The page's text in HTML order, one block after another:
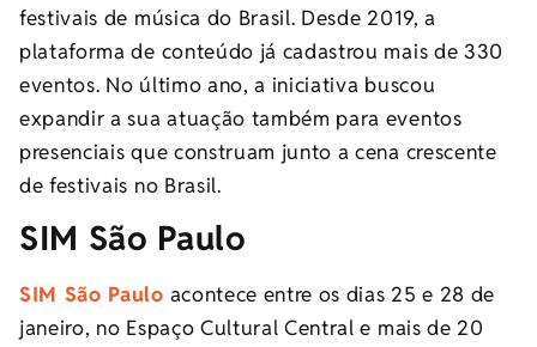
festivais de música do Brasil. Desde 2019, a
plataforma de conteúdo já cadastrou mais de 330
eventos. No último ano, a iniciativa buscou
expandir a sua atuação também para eventos
presenciais que construam junto a cena crescente
de festivais no Brasil.
SIM São Paulo
SIM São Paulo acontece entre os dias 25 e 28 de
janeiro, no Espaço Cultural Central e mais de 20